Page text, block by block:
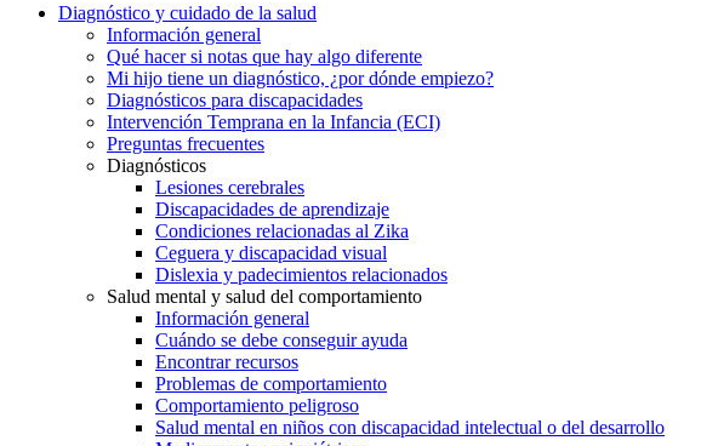
Diagnóstico y cuidado de la salud
Información general
Qué hacer si notas que hay algo diferente
Mi hijo tiene un diagnóstico, ¿por dónde empiezo?
Diagnósticos para discapacidades
Intervención Temprana en la Infancia (ECI)
Preguntas frecuentes
Diagnósticos
Lesiones cerebrales
Discapacidades de aprendizaje
Condiciones relacionadas al Zika
Ceguera y discapacidad visual
Dislexia y padecimientos relacionados
Salud mental y salud del comportamiento
Información general
Cuándo se debe conseguir ayuda
Encontrar recursos
Problemas de comportamiento
Comportamiento peligroso
Salud mental en niños con discapacidad intelectual o del desarrollo